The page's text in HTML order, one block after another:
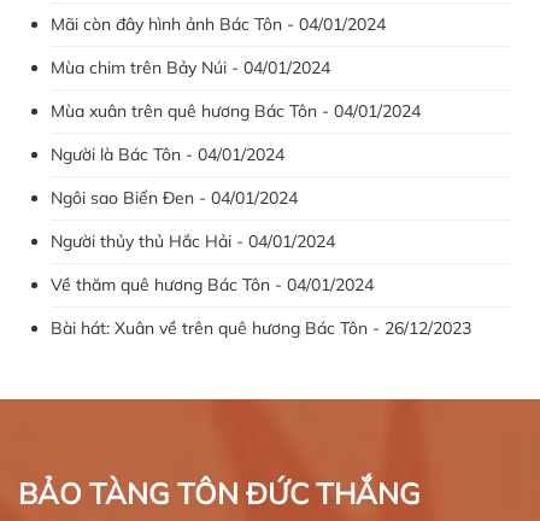
Mãi còn đây hình ảnh Bác Tôn - 04/01/2024
Mùa chim trên Bảy Núi - 04/01/2024
Mùa xuân trên quê hương Bác Tôn - 04/01/2024
Người là Bác Tôn - 04/01/2024
Ngôi sao Biển Đen - 04/01/2024
Người thủy thủ Hắc Hải - 04/01/2024
Về thăm quê hương Bác Tôn - 04/01/2024
Bài hát: Xuân về trên quê hương Bác Tôn - 26/12/2023
BẢO TÀNG TÔN ĐỨC THẮNG